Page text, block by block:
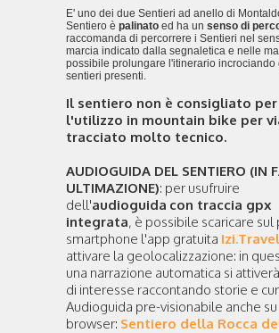
E' uno dei due Sentieri ad anello di
Sentiero è palinato ed ha un senso di
raccomanda di percorrere i Sentieri nel
marcia indicato dalla segnaletica e nelle
possibile prolungare l'itinerario incrociando
sentieri presenti.
Il sentiero non è consigliato per
l'utilizzo in mountain bike per
tracciato molto tecnico.
AUDIOGUIDA DEL SENTIERO (IN
ULTIMAZIONE): per usufruire
dell'audioguida con traccia gpx
integrata, è possibile scaricare sul
smartphone l'app gratuita Izi.Travel
attivare la geolocalizzazione: in
una narrazione automatica si
di interesse raccontando storie e
Audioguida pre-visionabile anche su
browser: Sentiero della Rocca